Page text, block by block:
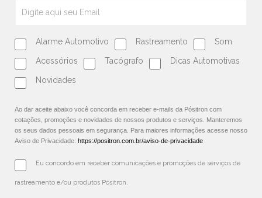
Alarme Automotivo Rastreamento Som
Acessórios Tacógrafo Dicas Automotivas
Novidades
Ao dar aceite abaixo você concorda em receber e-mails da Pósitron com
cotações, promoções e novidades de nossos produtos e serviços. Manteremos
os seus dados pessoais em segurança. Para maiores informações acesse nosso
Aviso de Privacidade: https://positron.com.br/aviso-de-privacidade
Eu concordo em receber comunicações e promoções de serviços de
rastreamento e/ou produtos Pósitron.